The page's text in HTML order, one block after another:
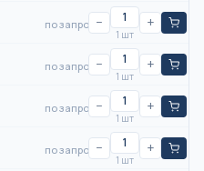
по запросу−
1 шт
+
по запросу−
1 шт
+
по запросу−
1 шт
+
по запросу−
1 шт
+